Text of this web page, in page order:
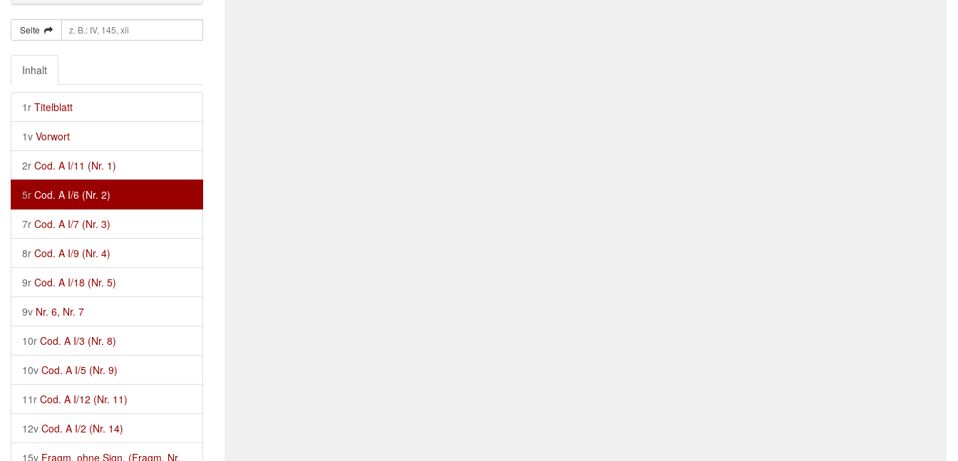
Seite
Inhalt
1r Titelblatt
1v Vorwort
2r Cod. A I/11 (Nr. 1)
5r Cod. A I/6 (Nr. 2)
7r Cod. A I/7 (Nr. 3)
8r Cod. A I/9 (Nr. 4)
9r Cod. A I/18 (Nr. 5)
9v Nr. 6, Nr. 7
10r Cod. A I/3 (Nr. 8)
10v Cod. A I/5 (Nr. 9)
11r Cod. A I/12 (Nr. 11)
12v Cod. A I/2 (Nr. 14)
15v Fragm. ohne Sign. (Fragm. Nr.